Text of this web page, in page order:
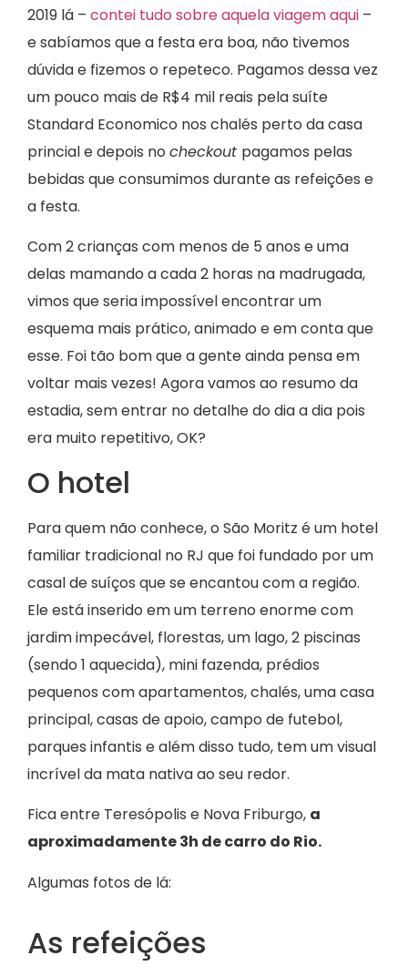
2019 lá – contei tudo sobre aquela viagem aqui –
e sabíamos que a festa era boa, não tivemos
dúvida e fizemos o repeteco. Pagamos dessa vez
um pouco mais de R$4 mil reais pela suíte
Standard Economico nos chalés perto da casa
princial e depois no checkout pagamos pelas
bebidas que consumimos durante as refeições e
a festa.
Com 2 crianças com menos de 5 anos e uma
delas mamando a cada 2 horas na madrugada,
vimos que seria impossível encontrar um
esquema mais prático, animado e em conta que
esse. Foi tão bom que a gente ainda pensa em
voltar mais vezes! Agora vamos ao resumo da
estadia, sem entrar no detalhe do dia a dia pois
era muito repetitivo, OK?
O hotel
Para quem não conhece, o São Moritz é um hotel
familiar tradicional no RJ que foi fundado por um
casal de suíços que se encantou com a região.
Ele está inserido em um terreno enorme com
jardim impecável, florestas, um lago, 2 piscinas
(sendo 1 aquecida), mini fazenda, prédios
pequenos com apartamentos, chalés, uma casa
principal, casas de apoio, campo de futebol,
parques infantis e além disso tudo, tem um visual
incrível da mata nativa ao seu redor.
Fica entre Teresópolis e Nova Friburgo, a
aproximadamente 3h de carro do Rio.
Algumas fotos de lá:
As refeições